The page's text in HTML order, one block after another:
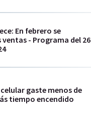
En febrero se
- Programa del 26
gaste menos de
tiempo encendido